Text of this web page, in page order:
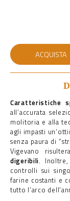
Vesuvio
quantità
ACQUISTA
Caratteristiche
all’accurata
molitoria e alla
agli impasti
senza paura di
Vigevano
digeribili.
controlli sui
farine costanti e
tutto l’arco